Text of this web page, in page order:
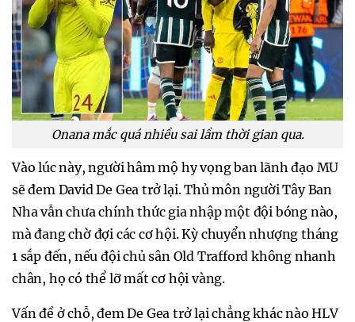
Onana mắc quá nhiều sai lầm thời gian qua.
Vào lúc này, người hâm mộ hy vọng ban lãnh đạo MU
sẽ đem David De Gea trở lại. Thủ môn người Tây Ban
Nha vẫn chưa chính thức gia nhập một đội bóng nào,
mà đang chờ đợi các cơ hội. Kỳ chuyển nhượng tháng
1 sắp đến, nếu đội chủ sân Old Trafford không nhanh
chân, họ có thể lỡ mất cơ hội vàng.
Vấn đề ở chỗ, đem De Gea trở lại chẳng khác nào HLV